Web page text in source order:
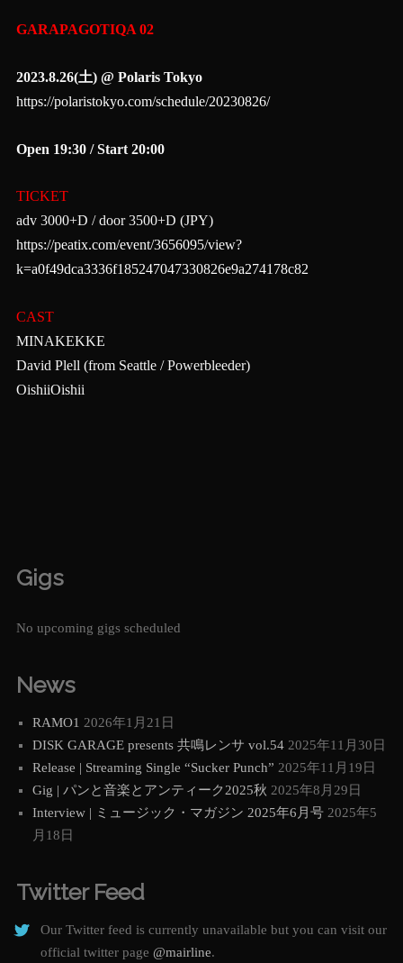
GARAPAGOTIQA 02
2023.8.26(土) @ Polaris Tokyo
https://polaristokyo.com/schedule/20230826/
Open 19:30 / Start 20:00
TICKET
adv 3000+D / door 3500+D (JPY)
https://peatix.com/event/3656095/view?
k=a0f49dca3336f185247047330826e9a274178c82
CAST
MINAKEKKE
David Plell (from Seattle / Powerbleeder)
OishiiOishii
Gigs
No upcoming gigs scheduled
News
RAMO1 2026年1月21日
DISK GARAGE presents 共鳴レンサ vol.54 2025年11月30日
Release | Streaming Single “Sucker Punch” 2025年11月19日
Gig | パンと音楽とアンティーク2025秋 2025年8月29日
Interview | ミュージック・マガジン 2025年6月号 2025年5
月18日
Twitter Feed
Our Twitter feed is currently unavailable but you can visit our
official twitter page @mairline.